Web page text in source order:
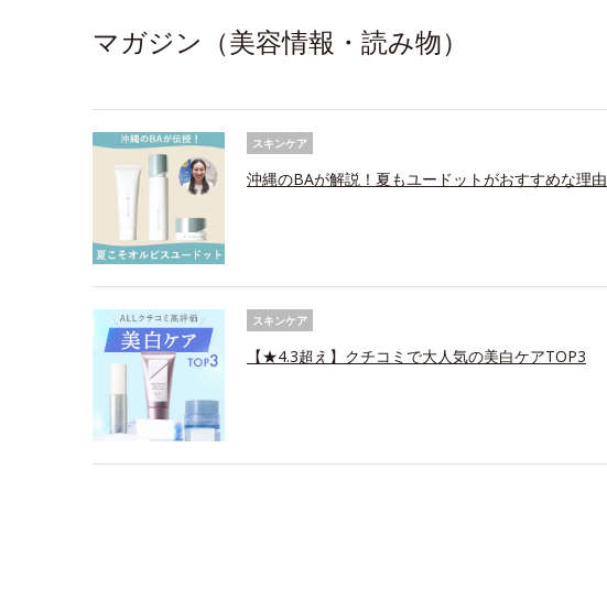
マガジン（美容情報・読み物）
スキンケア
沖縄のBAが解説！夏もユードットがおすすめな理由
スキンケア
【★4.3超え】クチコミで大人気の美白ケアTOP3